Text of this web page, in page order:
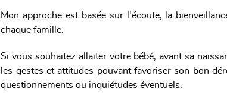
Mon approche est basée sur l'écoute, la
chaque famille.
Si vous souhaitez allaiter votre bébé, avant sa
les gestes et attitudes pouvant favoriser son bon
questionnements ou inquiétudes éventuels.